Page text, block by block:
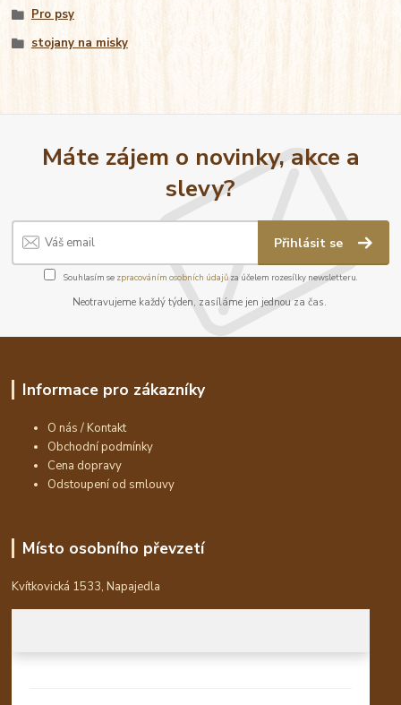
Pro psy
stojany na misky
Máte zájem o novinky, akce a
slevy?
Přihlásit se
Souhlasím se zpracováním osobních údajůza účelem rozesílky newsletteru.
Neotravujeme každý týden, zasíláme jen jednou za čas.
Informace pro zákazníky
O nás / Kontakt
Obchodní podmínky
Cena dopravy
Odstoupení od smlouvy
Místo osobního převzetí
Kvítkovická 1533, Napajedla